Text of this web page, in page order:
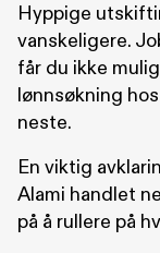
Hyppige
vanskeligere.
får du ikke
lønnsøkning
neste.
En viktig
Alami handlet
på å rullere på